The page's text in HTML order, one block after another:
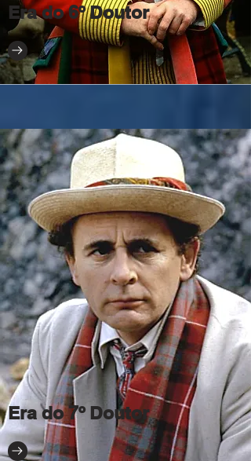
Era do 6º Doutor
Era do 7º Doutor